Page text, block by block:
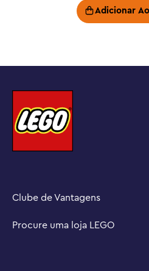
Guia de construção digital
aventura de construção
este conjunto de
Conecte-se a outros
conjunto apresenta o
conjuntos compatíveis com
estruturas detalhadas e
mais de 33 cm (13 pol.) de
Adicionar
Clube de Vantagens
Procure uma loja LEGO